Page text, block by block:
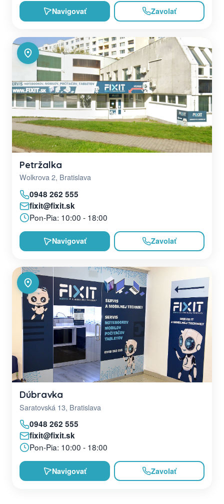
Navigovať Zavolať
Petržalka
Wolkrova 2, Bratislava
0948 262 555
fixit@fixit.sk
Pon-Pia: 10:00 - 18:00
Navigovať Zavolať
Dúbravka
Saratovská 13, Bratislava
0948 262 555
fixit@fixit.sk
Pon-Pia: 10:00 - 18:00
Navigovať Zavolať